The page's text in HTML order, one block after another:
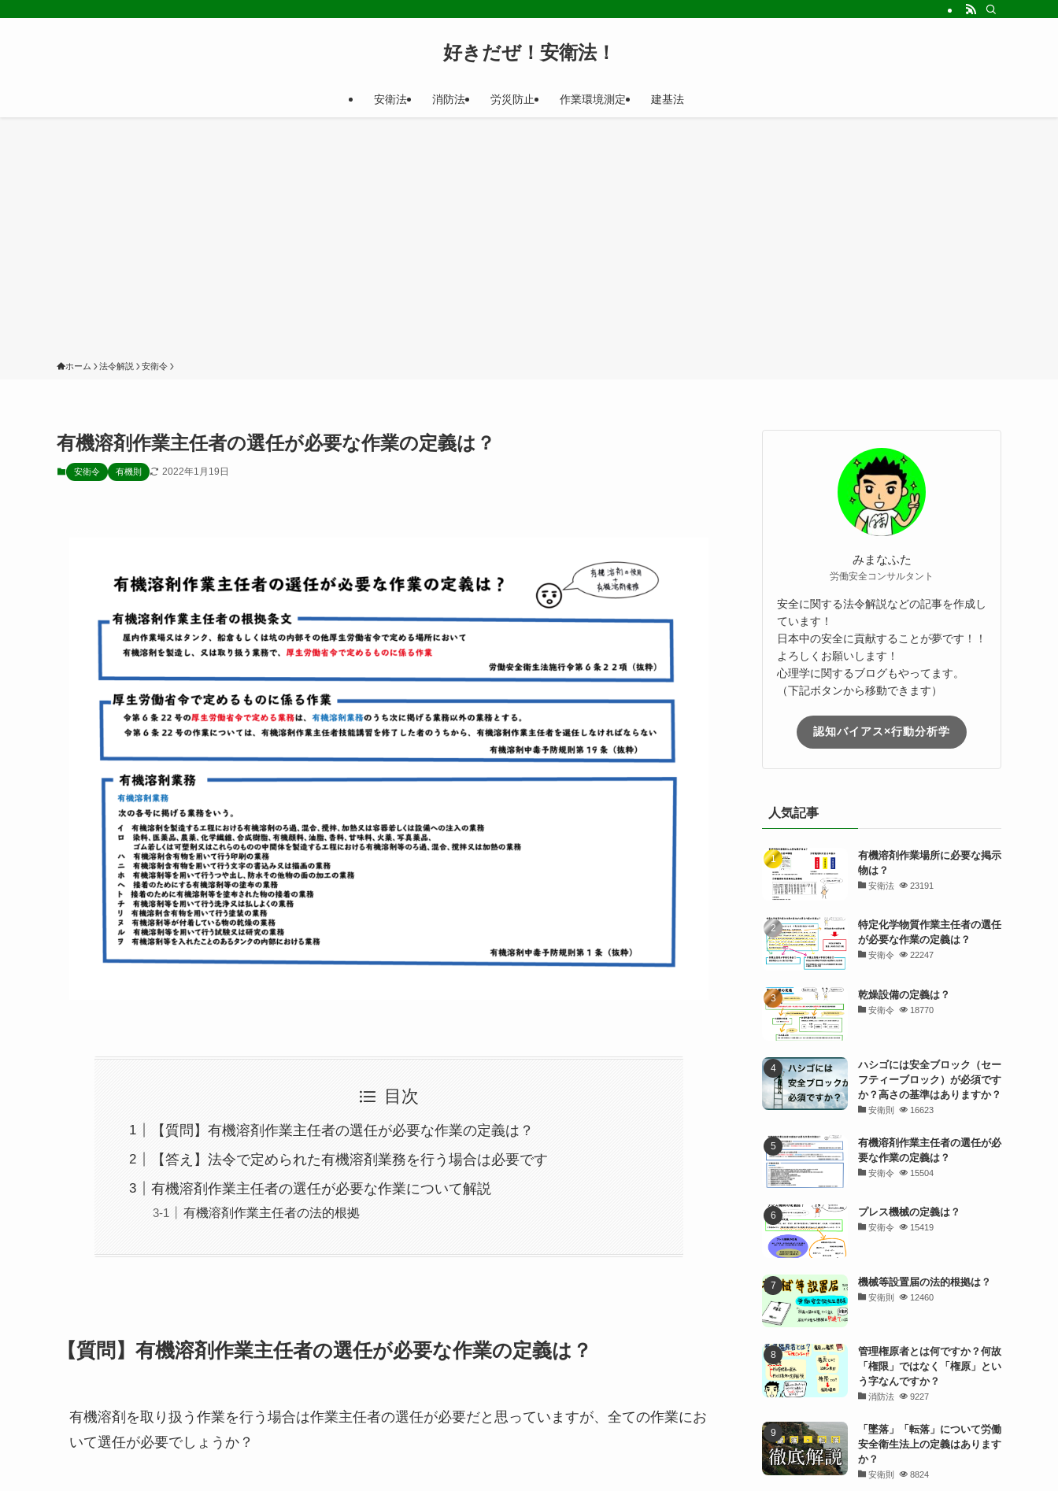
好きだぜ！安衛法！
安衛法 消防法 労災防止 作業環境測定 建基法
ホーム 法令解説 安衛令
有機溶剤作業主任者の選任が必要な作業の定義は？
安衛令 有機則 2022年1月19日
目次
【質問】有機溶剤作業主任者の選任が必要な作業の定義は？
【答え】法令で定められた有機溶剤業務を行う場合は必要です
有機溶剤作業主任者の選任が必要な作業について解説
有機溶剤作業主任者の法的根拠
【質問】有機溶剤作業主任者の選任が必要な作業の定義は？
有機溶剤を取り扱う作業を行う場合は作業主任者の選任が必要だと思っていますが、全ての作業にお
いて選任が必要でしょうか？
みまなふた
労働安全コンサルタント
安全に関する法令解説などの記事を作成し
ています！
日本中の安全に貢献することが夢です！！
よろしくお願いします！
心理学に関するブログもやってます。
（下記ボタンから移動できます）
認知バイアス×行動分析学
人気記事
有機溶剤作業場所に必要な掲示
物は？
安衛法 23191
特定化学物質作業主任者の選任
が必要な作業の定義は？
安衛令 22247
乾燥設備の定義は？
安衛令 18770
ハシゴには安全ブロック（セー
フティーブロック）が必須です
か？高さの基準はありますか？
安衛則 16623
有機溶剤作業主任者の選任が必
要な作業の定義は？
安衛令 15504
プレス機械の定義は？
安衛令 15419
機械等設置届の法的根拠は？
安衛則 12460
管理権原者とは何ですか？何故
「権限」ではなく「権原」とい
う字なんですか？
消防法 9227
「墜落」「転落」について労働
安全衛生法上の定義はあります
か？
安衛則 8824